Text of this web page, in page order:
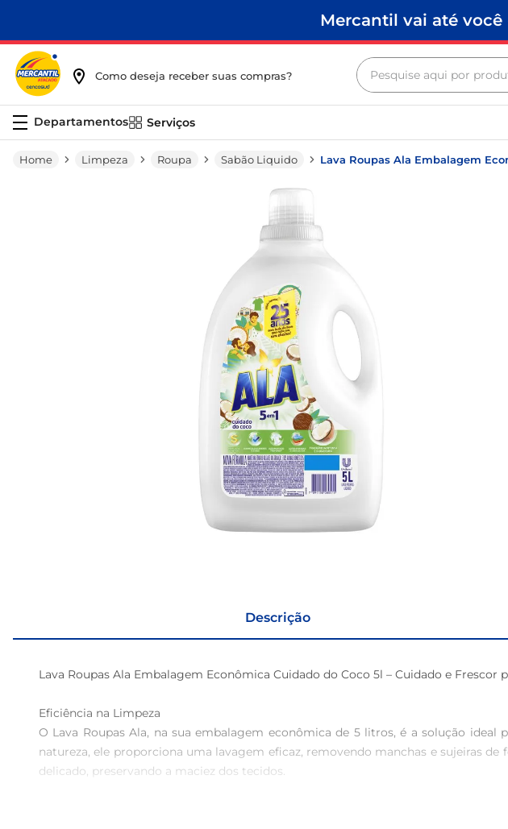
Mercantil vai até você
Como deseja receber suas compras?
Pesquise aqui por
Serviços
Limpeza Roupa Sabão Liquido Lava Roupas Ala Embalagem
Descrição
Lava Roupas Ala Embalagem Econômica Cuidado do Coco 5l – Cuidado e Frescor
Eficiência na Limpeza
O Lava Roupas Ala, na sua embalagem econômica de 5 litros, é a solução
natureza, ele proporciona uma lavagem eficaz, removendo manchas e sujeiras
delicado, preservando a maciez dos tecidos.
frango